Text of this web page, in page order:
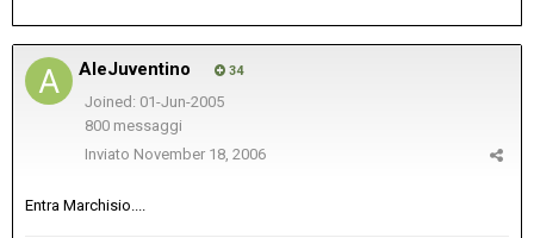
AleJuventino 34
Joined: 01-Jun-2005
800 messaggi
Inviato November 18, 2006
Entra Marchisio....